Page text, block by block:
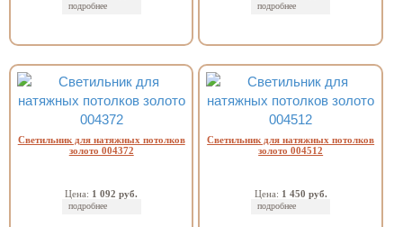
подробнее подробнее
Светильник для натяжных потолков
золото 004372
Цена: 1 092 руб.
подробнее
Светильник для натяжных потолков
золото 004512
Цена: 1 450 руб.
подробнее